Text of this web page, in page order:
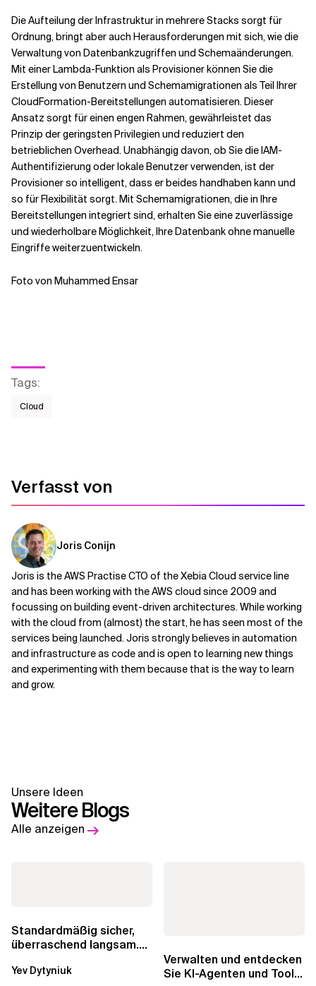
Die Aufteilung der Infrastruktur in mehrere Stacks sorgt für
Ordnung, bringt aber auch Herausforderungen mit sich, wie die
Verwaltung von Datenbankzugriffen und Schemaänderungen.
Mit einer Lambda-Funktion als Provisioner können Sie die
Erstellung von Benutzern und Schemamigrationen als Teil Ihrer
CloudFormation-Bereitstellungen automatisieren. Dieser
Ansatz sorgt für einen engen Rahmen, gewährleistet das
Prinzip der geringsten Privilegien und reduziert den
betrieblichen Overhead. Unabhängig davon, ob Sie die IAM-
Authentifizierung oder lokale Benutzer verwenden, ist der
Provisioner so intelligent, dass er beides handhaben kann und
so für Flexibilität sorgt. Mit Schemamigrationen, die in Ihre
Bereitstellungen integriert sind, erhalten Sie eine zuverlässige
und wiederholbare Möglichkeit, Ihre Datenbank ohne manuelle
Eingriffe weiterzuentwickeln.
Foto von Muhammed Ensar
Tags:
Cloud
Verfasst von
Joris Conijn
Joris is the AWS Practise CTO of the Xebia Cloud service line
and has been working with the AWS cloud since 2009 and
focussing on building event-driven architectures. While working
with the cloud from (almost) the start, he has seen most of the
services being launched. Joris strongly believes in automation
and infrastructure as code and is open to learning new things
and experimenting with them because that is the way to learn
and grow.
Unsere Ideen
Weitere Blogs
Alle anzeigen
Standardmäßig sicher,
überraschend langsam.
über die RDS...
Yev Dytyniuk
Verwalten und entdecken
Sie KI-Agenten und Tools